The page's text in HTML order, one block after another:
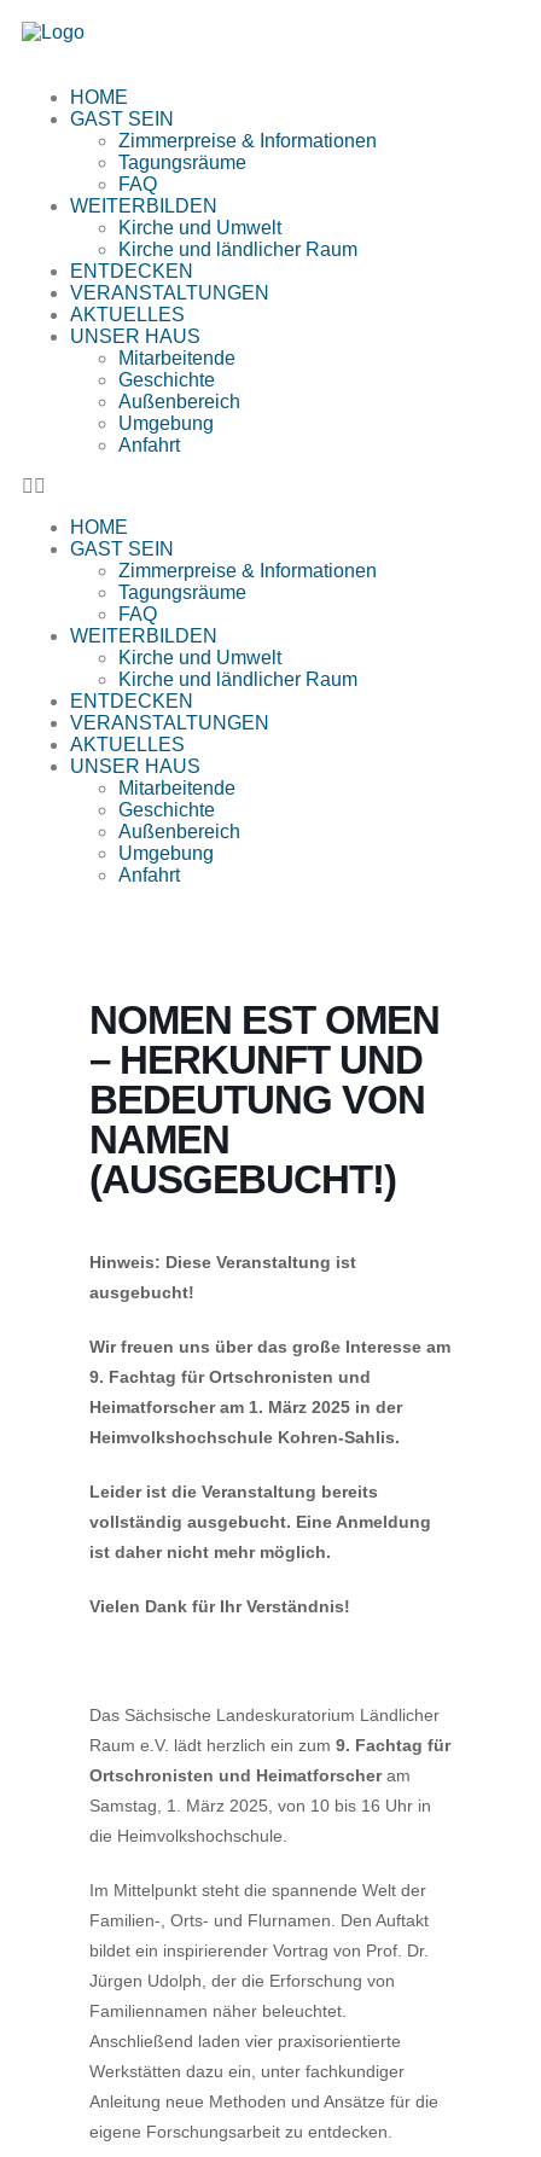
HOME
GAST SEIN
Zimmerpreise & Informationen
Tagungsräume
FAQ
WEITERBILDEN
Kirche und Umwelt
Kirche und ländlicher Raum
ENTDECKEN
VERANSTALTUNGEN
AKTUELLES
UNSER HAUS
Mitarbeitende
Geschichte
Außenbereich
Umgebung
Anfahrt
HOME
GAST SEIN
Zimmerpreise & Informationen
Tagungsräume
FAQ
WEITERBILDEN
Kirche und Umwelt
Kirche und ländlicher Raum
ENTDECKEN
VERANSTALTUNGEN
AKTUELLES
UNSER HAUS
Mitarbeitende
Geschichte
Außenbereich
Umgebung
Anfahrt
NOMEN EST OMEN
– HERKUNFT UND
BEDEUTUNG VON
NAMEN
(AUSGEBUCHT!)
Hinweis: Diese Veranstaltung ist
ausgebucht!
Wir freuen uns über das große Interesse am
9. Fachtag für Ortschronisten und
Heimatforscher am 1. März 2025 in der
Heimvolkshochschule Kohren-Sahlis.
Leider ist die Veranstaltung bereits
vollständig ausgebucht. Eine Anmeldung
ist daher nicht mehr möglich.
Vielen Dank für Ihr Verständnis!
Das Sächsische Landeskuratorium Ländlicher
Raum e.V. lädt herzlich ein zum 9. Fachtag für
Ortschronisten und Heimatforscheram
Samstag, 1. März 2025, von 10 bis 16 Uhr in
die Heimvolkshochschule.
Im Mittelpunkt steht die spannende Welt der
Familien-, Orts- und Flurnamen. Den Auftakt
bildet ein inspirierender Vortrag von Prof. Dr.
Jürgen Udolph, der die Erforschung von
Familiennamen näher beleuchtet.
Anschließend laden vier praxisorientierte
Werkstätten dazu ein, unter fachkundiger
Anleitung neue Methoden und Ansätze für die
eigene Forschungsarbeit zu entdecken.